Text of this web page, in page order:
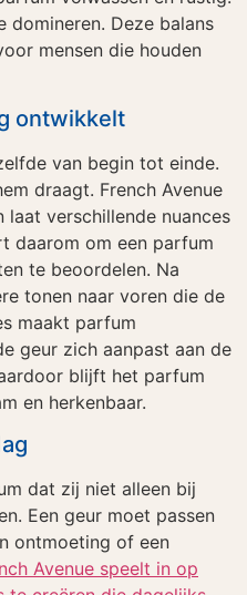
Deze balans
mensen die houden
ontwikkelt
van begin tot einde.
draagt. French Avenue
verschillende nuances
daarom om een parfum
te beoordelen. Na
tonen naar voren die de
maakt parfum
geur zich aanpast aan de
blijft het parfum
en herkenbaar.
dat zij niet alleen bij
Een geur moet passen
ontmoeting of een
Avenue speelt in op